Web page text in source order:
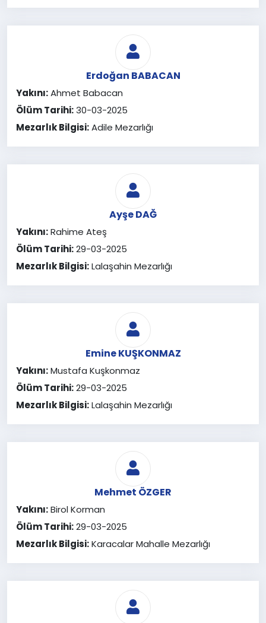
Erdoğan BABACAN
Yakını:Ahmet Babacan
Ölüm Tarihi:30-03-2025
Mezarlık Bilgisi:Adile Mezarlığı
Ayşe DAĞ
Yakını:Rahime Ateş
Ölüm Tarihi:29-03-2025
Mezarlık Bilgisi:Lalaşahin Mezarlığı
Emine KUŞKONMAZ
Yakını:Mustafa Kuşkonmaz
Ölüm Tarihi:29-03-2025
Mezarlık Bilgisi:Lalaşahin Mezarlığı
Mehmet ÖZGER
Yakını:Birol Korman
Ölüm Tarihi:29-03-2025
Mezarlık Bilgisi:Karacalar Mahalle Mezarlığı